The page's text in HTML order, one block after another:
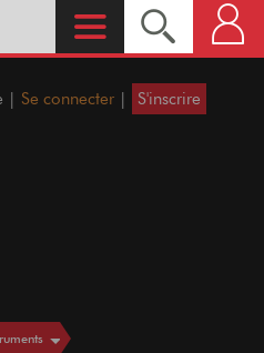
| Se connecter | S'inscrire